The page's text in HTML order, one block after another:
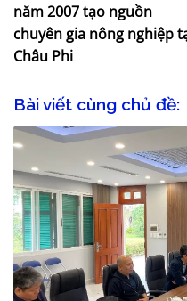
năm 2007 tạo nguồn
chuyên gia nông nghiệp
Châu Phi
Bài viết cùng chủ đề: